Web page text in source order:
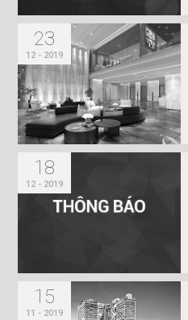
23
12 - 2019
18
12 - 2019
15
11 - 2019